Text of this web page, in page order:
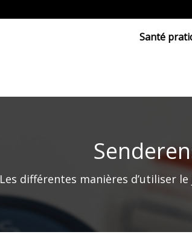
Santé
Les différentes manières d’utiliser